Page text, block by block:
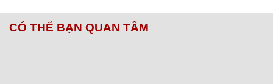
CÓ THỂ BẠN QUAN TÂM